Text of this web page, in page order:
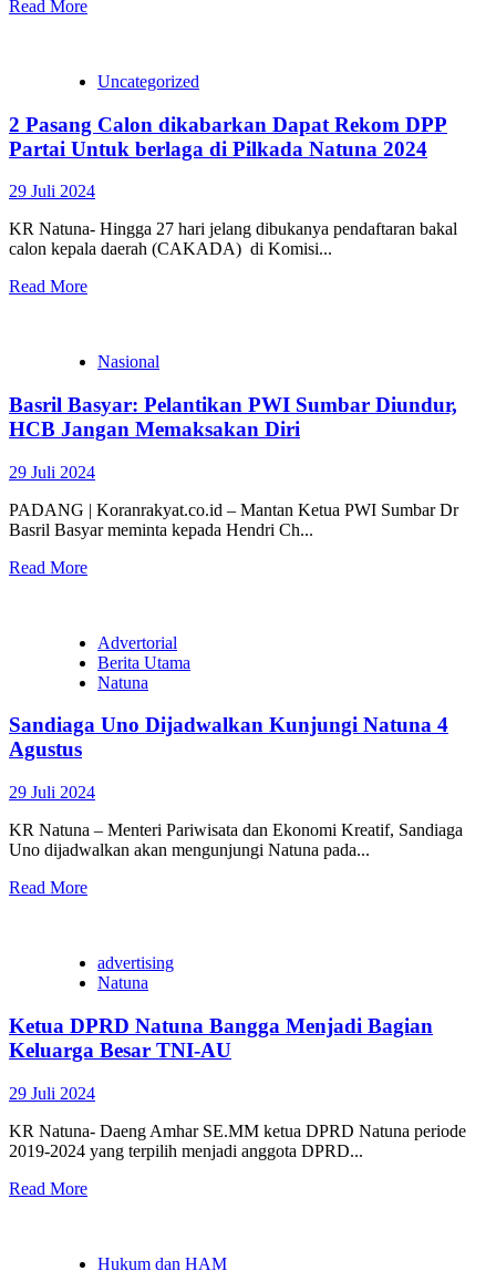
Read More
Uncategorized
2 Pasang Calon dikabarkan Dapat Rekom DPP
Partai Untuk berlaga di Pilkada Natuna 2024
29 Juli 2024
KR Natuna- Hingga 27 hari jelang dibukanya pendaftaran bakal
calon kepala daerah (CAKADA) di Komisi...
Read More
Nasional
Basril Basyar: Pelantikan PWI Sumbar Diundur,
HCB Jangan Memaksakan Diri
29 Juli 2024
PADANG | Koranrakyat.co.id – Mantan Ketua PWI Sumbar Dr
Basril Basyar meminta kepada Hendri Ch...
Read More
Advertorial
Berita Utama
Natuna
Sandiaga Uno Dijadwalkan Kunjungi Natuna 4
Agustus
29 Juli 2024
KR Natuna – Menteri Pariwisata dan Ekonomi Kreatif, Sandiaga
Uno dijadwalkan akan mengunjungi Natuna pada...
Read More
advertising
Natuna
Ketua DPRD Natuna Bangga Menjadi Bagian
Keluarga Besar TNI-AU
29 Juli 2024
KR Natuna- Daeng Amhar SE.MM ketua DPRD Natuna periode
2019-2024 yang terpilih menjadi anggota DPRD...
Read More
Hukum dan HAM